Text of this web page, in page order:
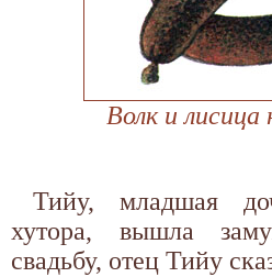
Волк и лисица
Тийу, младшая
хутора, вышла
свадьбу, отец Тийу